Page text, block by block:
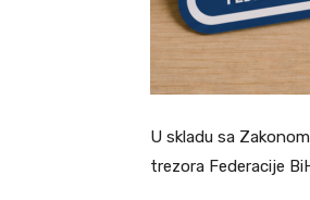
U skladu sa
trezora Federacije